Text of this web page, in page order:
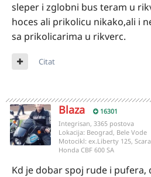
sleper i zglobni bus teram u
hoces ali prikolicu nikako,ali i
sa prikolicarima u rikverc.
Citat
Blaza 16301
Integrisan, 3365 postova
Lokacija: Beograd, Bele Vode
Motocikl: ex.Liberty 125,
Honda CBF 600 SA
Kd je dobar spoj rude i pufera,